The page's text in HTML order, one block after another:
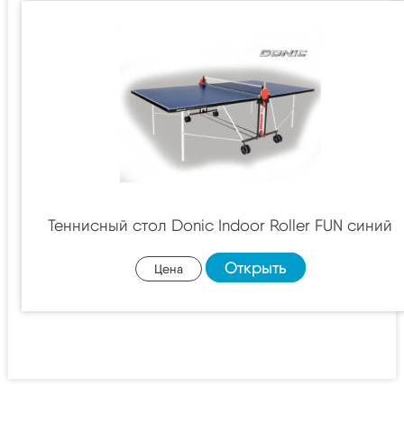
Теннисный стол Donic Indoor Roller FUN синий
Цена Открыть